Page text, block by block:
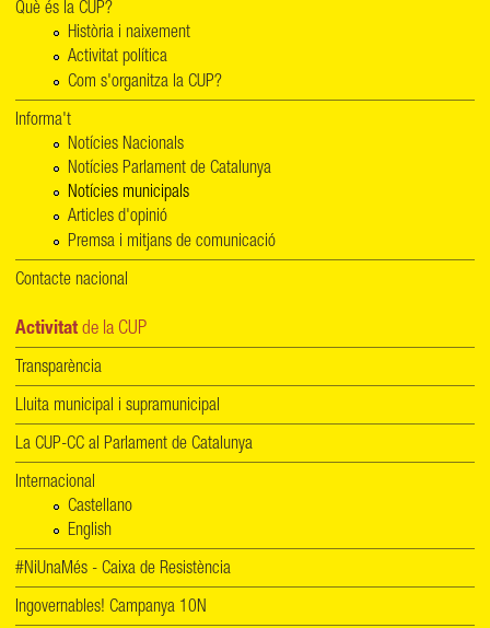
Què és la CUP?
Història i naixement
Activitat política
Com s'organitza la CUP?
Informa't
Notícies Nacionals
Notícies Parlament de Catalunya
Notícies municipals
Articles d'opinió
Premsa i mitjans de comunicació
Contacte nacional
Activitat de la CUP
Transparència
Lluita municipal i supramunicipal
La CUP-CC al Parlament de Catalunya
Internacional
Castellano
English
#NiUnaMés - Caixa de Resistència
Ingovernables! Campanya 10N